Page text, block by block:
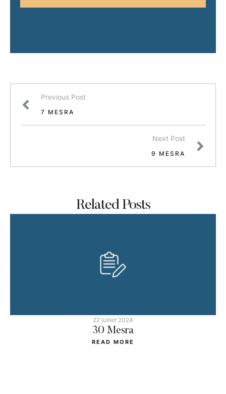
Previous Post
7 MESRA
Next Post
9 MESRA
Related Posts
22 juillet 2024
30 Mesra
READ MORE